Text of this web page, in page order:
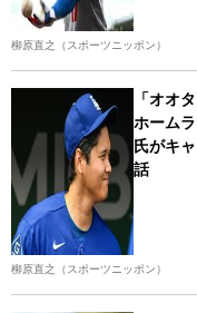
柳原直之（スポーツニッポン）
「オオ
ホーム
氏がキ
話
柳原直之（スポーツニッポン）